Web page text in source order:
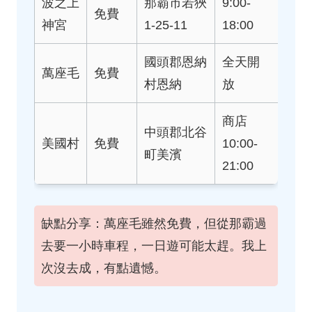
波之上
神宮
免費
那霸市若狹
1-25-11
9:00-
18:00
萬座毛 免費
國頭郡恩納
村恩納
全天開
放
美國村 免費
中頭郡北谷
町美濱
商店
10:00-
21:00
缺點分享：萬座毛雖然免費，但從那霸過
去要一小時車程，一日遊可能太趕。我上
次沒去成，有點遺憾。